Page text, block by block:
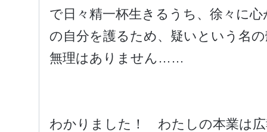
で日々精一杯生きるうち、徐々に
の自分を護るため、疑いという名
無理はありません……
わかりました！ わたしの本業は